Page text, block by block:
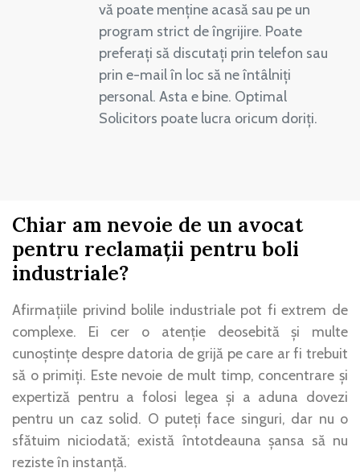
vă poate menține acasă sau pe un
program strict de îngrijire. Poate
preferați să discutați prin telefon sau
prin e-mail în loc să ne întâlniți
personal. Asta e bine. Optimal
Solicitors poate lucra oricum doriți.
Chiar am nevoie de un avocat
pentru reclamații pentru boli
industriale?
Afirmațiile privind bolile industriale pot fi extrem de
complexe. Ei cer o atenție deosebită și multe
cunoștințe despre datoria de grijă pe care ar fi trebuit
să o primiți. Este nevoie de mult timp, concentrare și
expertiză pentru a folosi legea și a aduna dovezi
pentru un caz solid. O puteți face singuri, dar nu o
sfătuim niciodată; există întotdeauna șansa să nu
reziste în instanță.